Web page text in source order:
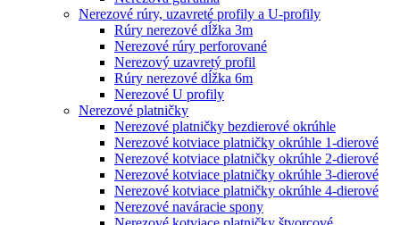
Nerezové rúry, uzavreté profily a U-profily
Rúry nerezové dĺžka 3m
Nerezové rúry perforované
Nerezový uzavretý profil
Rúry nerezové dĺžka 6m
Nerezové U profily
Nerezové platničky
Nerezové platničky bezdierové okrúhle
Nerezové kotviace platničky okrúhle 1-dierové
Nerezové kotviace platničky okrúhle 2-dierové
Nerezové kotviace platničky okrúhle 3-dierové
Nerezové kotviace platničky okrúhle 4-dierové
Nerezové naváracie spony